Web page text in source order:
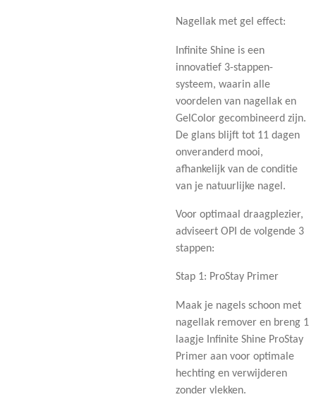
Nagellak met gel effect:
Infinite Shine is een
innovatief 3-stappen-
systeem, waarin alle
voordelen van nagellak en
GelColor gecombineerd zijn.
De glans blijft tot 11 dagen
onveranderd mooi,
afhankelijk van de conditie
van je natuurlijke nagel.
Voor optimaal draagplezier,
adviseert OPI de volgende 3
stappen:
Stap 1: ProStay Primer
Maak je nagels schoon met
nagellak remover en breng 1
laagje Infinite Shine ProStay
Primer aan voor optimale
hechting en verwijderen
zonder vlekken.